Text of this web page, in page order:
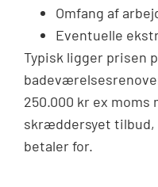
Omfang af
Eventuelle
Typisk ligger prisen
250.000 kr ex
skræddersyet tilbud,
betaler for.